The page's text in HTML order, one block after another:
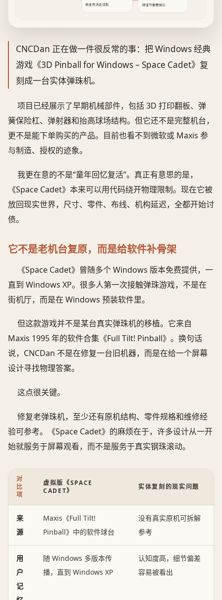
稳定性决定成败 球速节奏要接近
CNCDan 正在做一件很反常的事：把 Windows 经典
游戏《3D Pinball for Windows – Space Cadet》复
刻成一台实体弹珠机。
项目已经展示了早期机械部件，包括 3D 打印翻板、弹
簧保险杠、弹射器和抬高球场结构。但它还不是完整机台，
更不是能下单购买的产品。目前也看不到微软或 Maxis 参
与制造、授权的迹象。
我更在意的不是“童年回忆复活”。真正有意思的是，
《Space Cadet》本来可以用代码绕开物理限制。现在它被
放回现实世界，尺寸、零件、布线、机构延迟，全都开始讨
债。
它不是老机台复原，而是给软件补骨架
《Space Cadet》曾随多个 Windows 版本免费提供，一
直到 Windows XP。很多人第一次接触弹珠游戏，不是在
街机厅，而是在 Windows 预装软件里。
但这款游戏并不是某台真实弹珠机的移植。它来自
Maxis 1995 年的软件合集《Full Tilt! Pinball》。换句话
说，CNCDan 不是在修复一台旧机器，而是在给一个屏幕
设计寻找物理答案。
这点很关键。
修复老弹珠机，至少还有原机结构、零件规格和维修经
验可参考。《Space Cadet》的麻烦在于，许多设计从一开
始就服务于屏幕观看，而不是服务于真实钢珠滚动。
对
比
项
虚拟版《SPACE
CADET》
实体复刻的现实问题
来
源
Maxis《Full Tilt!
Pinball》中的软件球台
没有真实原机可拆解
参考
用
户
记
随 Windows 多版本传
播，直到 Windows XP
认知度高，细节偏差
容易被看出